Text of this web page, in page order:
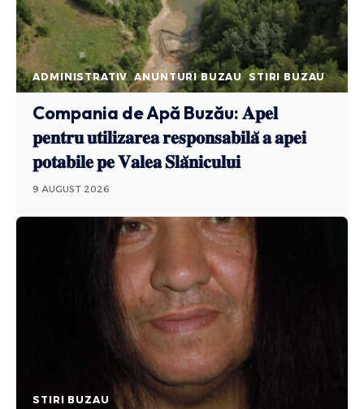
ADMINISTRATIV ANUNTURI BUZAU STIRI BUZAU
Compania de Apă Buzău: 𝐀𝐩𝐞𝐥
𝐩𝐞𝐧𝐭𝐫𝐮 𝐮𝐭𝐢𝐥𝐢𝐳𝐚𝐫𝐞𝐚 𝐫𝐞𝐬𝐩𝐨𝐧𝐬𝐚𝐛𝐢𝐥𝐚̆ 𝐚 𝐚𝐩𝐞𝐢
𝐩𝐨𝐭𝐚𝐛𝐢𝐥𝐞 𝐩𝐞 𝐕𝐚𝐥𝐞𝐚 𝐒𝐥𝐚̆𝐧𝐢𝐜𝐮𝐥𝐮𝐢
9 AUGUST 2026
STIRI BUZAU